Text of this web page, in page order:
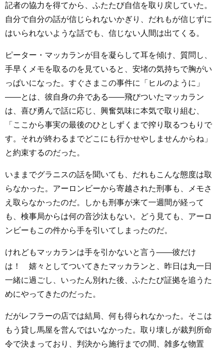
記者の協力を得てから、ふたたび自信を取り戻していた。
自分で自分の話が信じられないかぎり、だれもが信じずに
はいられないような話でも、信じない人間は出てくる。
ピーター・マッカランが目を凝らして耳を傾け、質問し、
手早くメモを取るのを見ていると、安堵の気持ちで胸がい
っぱいになった。すぐさまこの事件に「ヒルのように」
――とは、彼自身の弁である――飛びついたマッカラン
は、喜び勇んで話に応じ、興奮気味に本気で取り組む、
「ここから事実の最後のひとしずくまで搾り取るつもりで
す。それが終わるまでどこにも行かせやしませんからね」
と約束するのだった。
いままでグラニスの話を聞いても、だれもこんな態度は取
らなかった。アーロンビーから寄越された刑事も、メモさ
え取らなかったのだ。しかも刑事が来て一週間が経って
も、検事局からは何の音沙汰もない。どう見ても、アーロ
ンビーもこの件から手を引いてしまったのだ。
けれどもマッカランは手を引かないと言う――彼だけ
は！ 嬉々としてついてきたマッカランと、昨日は丸一日
一緒に過ごし、いったん別れた後、ふたたび証拠を追うた
めにやってきたのだった。
だがレフラーの店では結局、何も得られなかった。そこは
もう貸し馬屋を営んではいなかった。取り壊しが裁判所命
令で決まっており、判決から施行までの間、雑多な物置